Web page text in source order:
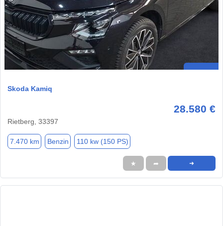
Skoda Kamiq
28.580 €
Rietberg, 33397
7.470 km Benzin 110 kw (150 PS)
★ ➦ ➜